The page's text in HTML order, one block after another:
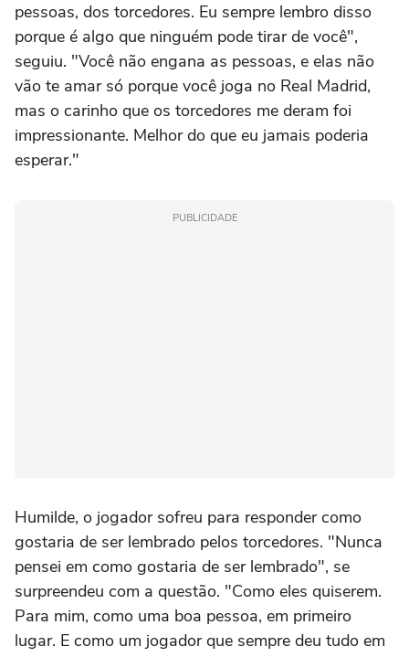
pessoas, dos torcedores. Eu sempre lembro disso
porque é algo que ninguém pode tirar de você",
seguiu. "Você não engana as pessoas, e elas não
vão te amar só porque você joga no Real Madrid,
mas o carinho que os torcedores me deram foi
impressionante. Melhor do que eu jamais poderia
esperar."
PUBLICIDADE
Humilde, o jogador sofreu para responder como
gostaria de ser lembrado pelos torcedores. "Nunca
pensei em como gostaria de ser lembrado", se
surpreendeu com a questão. "Como eles quiserem.
Para mim, como uma boa pessoa, em primeiro
lugar. E como um jogador que sempre deu tudo em